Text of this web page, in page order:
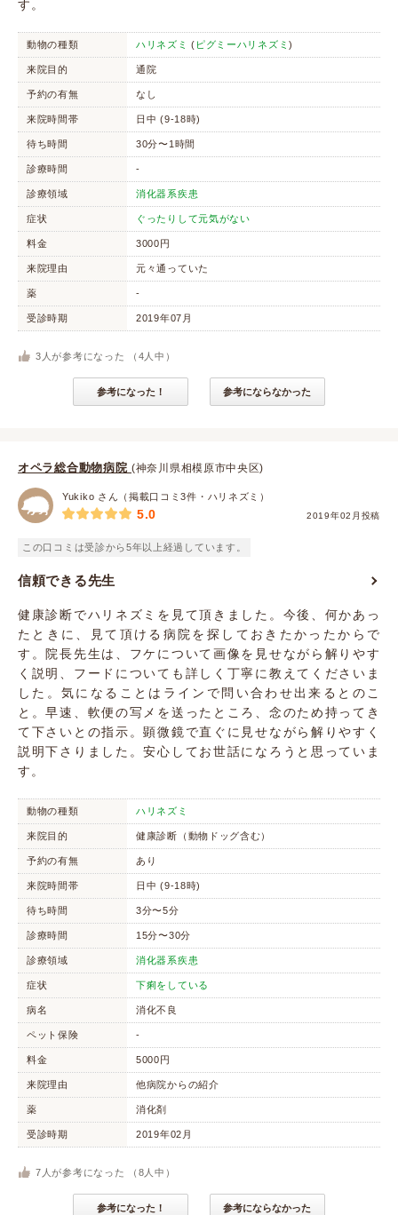
す。
動物の種類 ハリネズミ ( ピグミーハリネズミ)
来院目的 通院
予約の有無 なし
来院時間帯 日中 (9-18時)
待ち時間 30分〜1時間
診療時間 -
診療領域 消化器系疾患
症状 ぐったりして元気がない
料金 3000円
来院理由 元々通っていた
薬 -
受診時期 2019年07月
3 人が参考になった （ 4 人中）
参考になった！ 参考にならなかった
オペラ総合動物病院 (神奈川県相模原市中央区)
Yukiko さん（掲載口コミ3件・ハリネズミ）
2019年02月投稿
5.0
この口コミは受診から5年以上経過しています。
信頼できる先生
健康診断でハリネズミを見て頂きました。今後、何かあっ
たときに、見て頂ける病院を探しておきたかったからで
す。院長先生は、フケについて画像を見せながら解りやす
く説明、フードについても詳しく丁寧に教えてくださいま
した。気になることはラインで問い合わせ出来るとのこ
と。早速、軟便の写メを送ったところ、念のため持ってき
て下さいとの指示。顕微鏡で直ぐに見せながら解りやすく
説明下さりました。安心してお世話になろうと思っていま
す。
動物の種類 ハリネズミ
来院目的 健康診断（動物ドッグ含む）
予約の有無 あり
来院時間帯 日中 (9-18時)
待ち時間 3分〜5分
診療時間 15分〜30分
診療領域 消化器系疾患
症状 下痢をしている
病名 消化不良
ペット保険 -
料金 5000円
来院理由 他病院からの紹介
薬 消化剤
受診時期 2019年02月
7 人が参考になった （ 8 人中）
参考になった！ 参考にならなかった